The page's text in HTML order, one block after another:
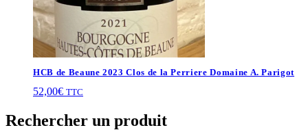
HCB de Beaune 2023 Clos de la Perriere Domaine A. Parigot
52,00€ TTC
Rechercher un produit